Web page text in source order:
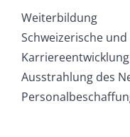
Weiterbildung
Schweizerische
Karriereentwicklung
Ausstrahlung des